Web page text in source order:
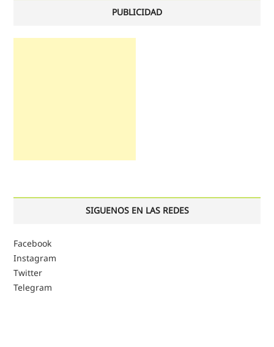
PUBLICIDAD
SIGUENOS EN LAS REDES
Facebook
Instagram
Twitter
Telegram